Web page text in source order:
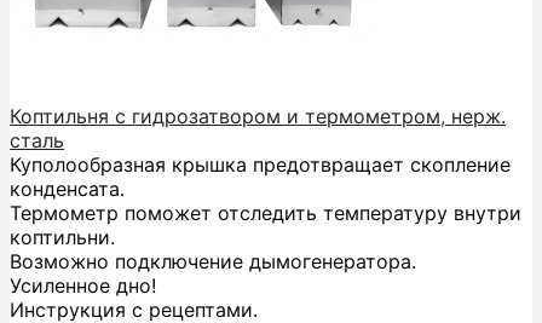
Коптильня с гидрозатвором и термометром, нерж.
сталь
Куполообразная крышка предотвращает скопление
конденсата.
Термометр поможет отследить температуру внутри
коптильни.
Возможно подключение дымогенератора.
Усиленное дно!
Инструкция с рецептами.